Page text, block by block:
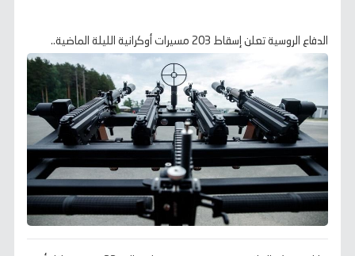
الدفاع الروسية تعلن إسقاط 203 مسيرات أوكرانية الليلة الماضية..